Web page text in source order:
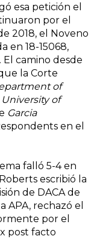
esa petición el
por el
2018, el Noveno
en 18-15068,
camino desde
la Corte
of
of
Garcia
en el
falló 5-4 en
escribió la
de DACA de
APA, rechazó el
por el
post facto